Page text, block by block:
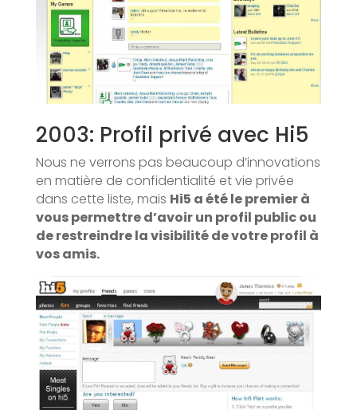
2003: Profil privé avec Hi5
Nous ne verrons pas beaucoup d’innovations
en matière de confidentialité et vie privée
dans cette liste, mais Hi5 a été le premier à
vous permettre d’avoir un profil public ou
de restreindre la visibilité de votre profil à
vos amis.